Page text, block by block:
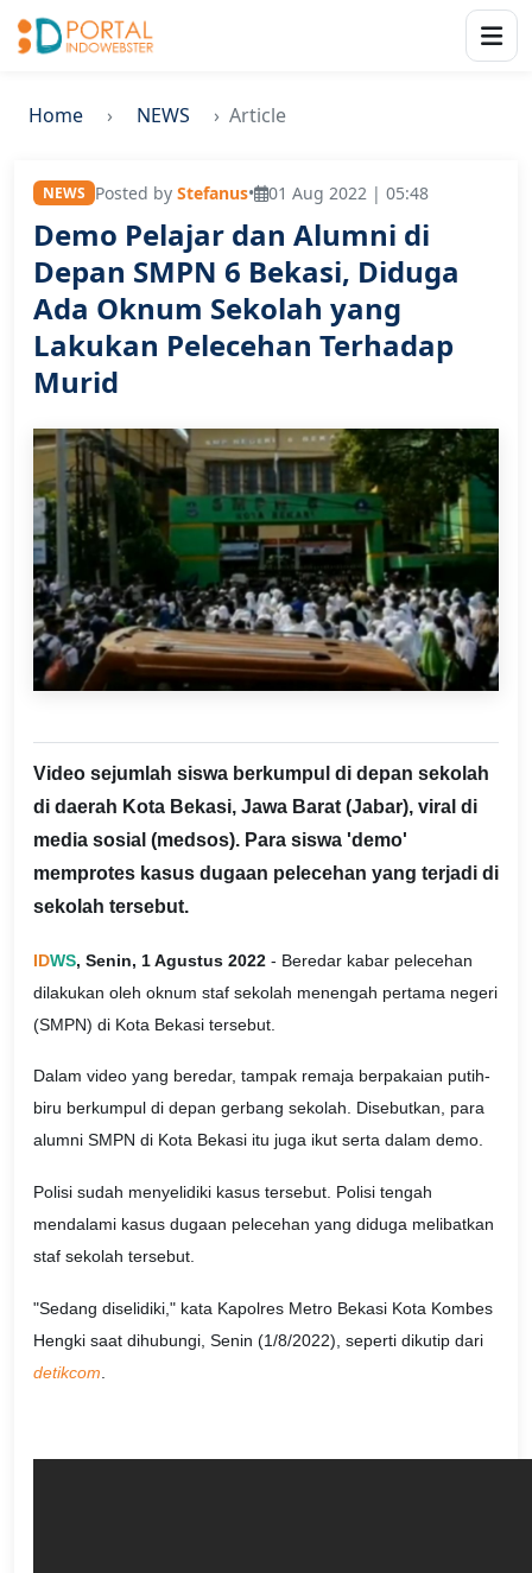
Home NEWS Article
NEWS Posted by Stefanus• 01 Aug 2022 | 05:48
Demo Pelajar dan Alumni di
Depan SMPN 6 Bekasi, Diduga
Ada Oknum Sekolah yang
Lakukan Pelecehan Terhadap
Murid
Video sejumlah siswa berkumpul di depan sekolah
di daerah Kota Bekasi, Jawa Barat (Jabar), viral di
media sosial (medsos). Para siswa 'demo'
memprotes kasus dugaan pelecehan yang terjadi di
sekolah tersebut.
IDWS, Senin, 1 Agustus 2022 - Beredar kabar pelecehan
dilakukan oleh oknum staf sekolah menengah pertama negeri
(SMPN) di Kota Bekasi tersebut.
Dalam video yang beredar, tampak remaja berpakaian putih-
biru berkumpul di depan gerbang sekolah. Disebutkan, para
alumni SMPN di Kota Bekasi itu juga ikut serta dalam demo.
Polisi sudah menyelidiki kasus tersebut. Polisi tengah
mendalami kasus dugaan pelecehan yang diduga melibatkan
staf sekolah tersebut.
"Sedang diselidiki," kata Kapolres Metro Bekasi Kota Kombes
Hengki saat dihubungi, Senin (1/8/2022), seperti dikutip dari
detikcom